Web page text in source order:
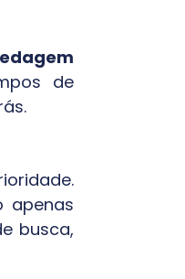
de
apenas
busca,